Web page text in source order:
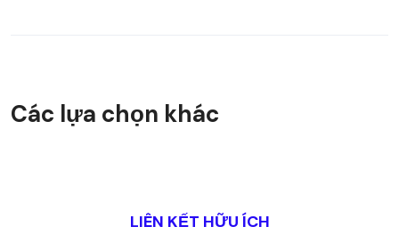
Các lựa chọn khác
LIÊN KẾT HỮU ÍCH